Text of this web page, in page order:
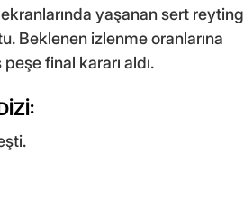
yaşanan sert reyting
Beklenen izlenme oranlarına
final kararı aldı.